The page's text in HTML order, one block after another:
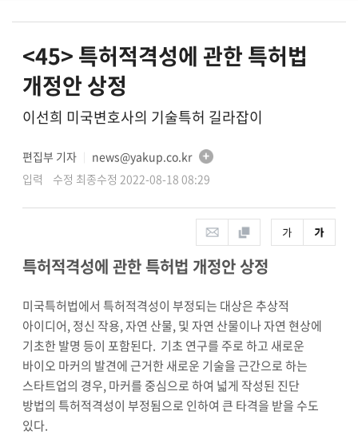
<45> 특허적격성에 관한 특허법
개정안 상정
이선희 미국변호사의 기술특허 길라잡이
편집부 기자
news@yakup.co.kr
입력 수정 최종수정 2022-08-18 08:29
특허적격성에 관한 특허법 개정안 상정
미국특허법에서 특허적격성이 부정되는 대상은 추상적
아이디어, 정신 작용, 자연 산물, 및 자연 산물이나 자연 현상에
기초한 발명 등이 포함된다. 기초 연구를 주로 하고 새로운
바이오 마커의 발견에 근거한 새로운 기술을 근간으로 하는
스타트업의 경우, 마커를 중심으로 하여 넓게 작성된 진단
방법의 특허적격성이 부정됨으로 인하여 큰 타격을 받을 수도
있다.